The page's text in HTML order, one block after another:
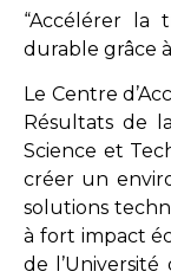
“Accélérer la
durable grâce
Le Centre
Résultats de
Science et
créer un
solutions
à fort impact
de